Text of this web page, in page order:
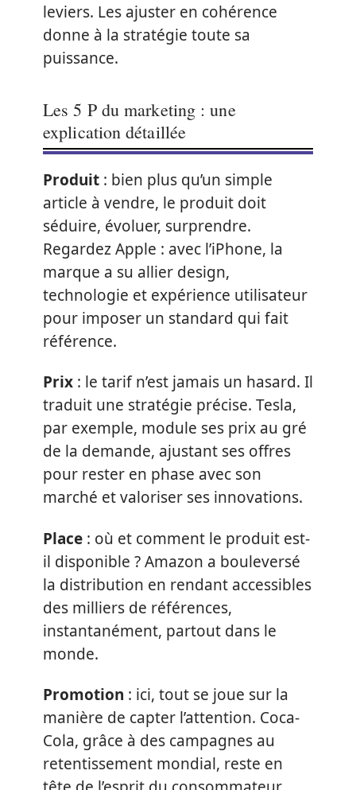
leviers. Les ajuster en cohérence
donne à la stratégie toute sa
puissance.
Les 5 P du marketing : une
explication détaillée
Produit : bien plus qu’un simple
article à vendre, le produit doit
séduire, évoluer, surprendre.
Regardez Apple : avec l’iPhone, la
marque a su allier design,
technologie et expérience utilisateur
pour imposer un standard qui fait
référence.
Prix : le tarif n’est jamais un hasard. Il
traduit une stratégie précise. Tesla,
par exemple, module ses prix au gré
de la demande, ajustant ses offres
pour rester en phase avec son
marché et valoriser ses innovations.
Place : où et comment le produit est-
il disponible ? Amazon a bouleversé
la distribution en rendant accessibles
des milliers de références,
instantanément, partout dans le
monde.
Promotion : ici, tout se joue sur la
manière de capter l’attention. Coca-
Cola, grâce à des campagnes au
retentissement mondial, reste en